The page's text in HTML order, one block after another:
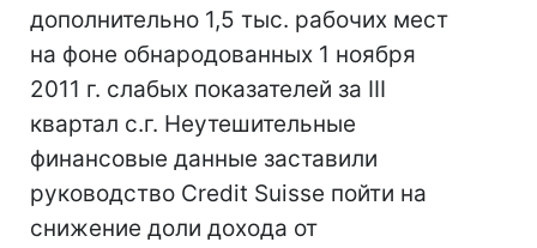
дополнительно 1,5 тыс. рабочих мест
на фоне обнародованных 1 ноября
2011 г. слабых показателей за III
квартал с.г. Неутешительные
финансовые данные заставили
руководство Credit Suisse пойти на
снижение доли дохода от